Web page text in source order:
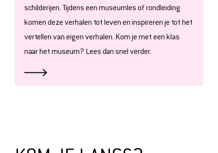
schilderijen. Tijdens een museumles of rondleiding
komen deze verhalen tot leven en inspireren je tot het
vertellen van eigen verhalen. Kom je met een klas
naar het museum? Lees dan snel verder.